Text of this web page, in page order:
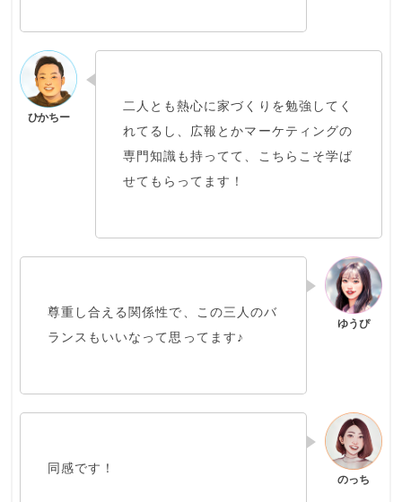
二人とも熱心に家づくりを勉強してく
れてるし、広報とかマーケティングの
専門知識も持ってて、こちらこそ学ば
せてもらってます！
尊重し合える関係性で、この三人のバ
ランスもいいなって思ってます♪
同感です！